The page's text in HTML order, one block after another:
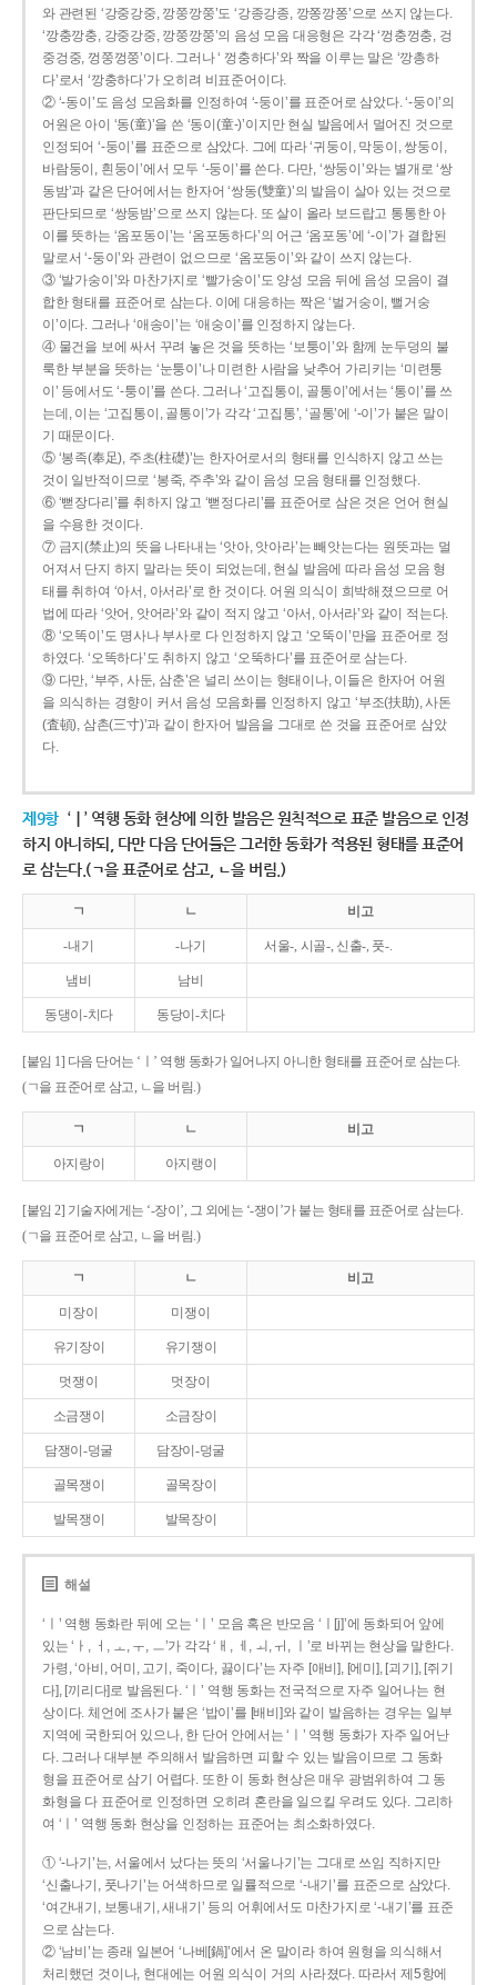
와 관련된 ‘강중강중, 깡쭝깡쭝’도 ‘강종강종, 깡쫑깡쫑’으로 쓰지 않는다.
‘깡충깡충, 강중강중, 깡쭝깡쭝’의 음성 모음 대응형은 각각 ‘껑충껑충, 겅
중겅중, 껑쭝껑쭝’이다. 그러나 ‘ 껑충하다’와 짝을 이루는 말은 ‘깡총하
다’로서 ‘깡충하다’가 오히려 비표준어이다.
② ‘-동이’도 음성 모음화를 인정하여 ‘-둥이’를 표준어로 삼았다. ‘-둥이’의
어원은 아이 ‘동(童)’을 쓴 ‘동이(童-)’이지만 현실 발음에서 멀어진 것으로
인정되어 ‘-둥이’를 표준으로 삼았다. 그에 따라 ‘귀둥이, 막둥이, 쌍둥이,
바람둥이, 흰둥이’에서 모두 ‘-둥이’를 쓴다. 다만, ‘쌍둥이’와는 별개로 ‘쌍
동밤’과 같은 단어에서는 한자어 ‘쌍동(雙童)’의 발음이 살아 있는 것으로
판단되므로 ‘쌍둥밤’으로 쓰지 않는다. 또 살이 올라 보드랍고 통통한 아
이를 뜻하는 ‘옴포동이’는 ‘옴포동하다’의 어근 ‘옴포동’에 ‘-이’가 결합된
말로서 ‘-둥이’와 관련이 없으므로 ‘옴포둥이’와 같이 쓰지 않는다.
③ ‘발가숭이’와 마찬가지로 ‘빨가숭이’도 양성 모음 뒤에 음성 모음이 결
합한 형태를 표준어로 삼는다. 이에 대응하는 짝은 ‘벌거숭이, 뻘거숭
이’이다. 그러나 ‘애송이’는 ‘애숭이’를 인정하지 않는다.
④ 물건을 보에 싸서 꾸려 놓은 것을 뜻하는 ‘보퉁이’와 함께 눈두덩의 불
룩한 부분을 뜻하는 ‘눈퉁이’나 미련한 사람을 낮추어 가리키는 ‘미련퉁
이’ 등에서도 ‘-퉁이’를 쓴다. 그러나 ‘고집통이, 골통이’에서는 ‘통이’를 쓰
는데, 이는 ‘고집통이, 골통이’가 각각 ‘고집통’, ‘골통’에 ‘-이’가 붙은 말이
기 때문이다.
⑤ ‘봉족(奉足), 주초(柱礎)’는 한자어로서의 형태를 인식하지 않고 쓰는
것이 일반적이므로 ‘봉죽, 주추’와 같이 음성 모음 형태를 인정했다.
⑥ ‘뻗장다리’를 취하지 않고 ‘뻗정다리’를 표준어로 삼은 것은 언어 현실
을 수용한 것이다.
⑦ 금지(禁止)의 뜻을 나타내는 ‘앗아, 앗아라’는 빼앗는다는 원뜻과는 멀
어져서 단지 하지 말라는 뜻이 되었는데, 현실 발음에 따라 음성 모음 형
태를 취하여 ‘아서, 아서라’로 한 것이다. 어원 의식이 희박해졌으므로 어
법에 따라 ‘앗어, 앗어라’와 같이 적지 않고 ‘아서, 아서라’와 같이 적는다.
⑧ ‘오똑이’도 명사나 부사로 다 인정하지 않고 ‘오뚝이’만을 표준어로 정
하였다. ‘오똑하다’도 취하지 않고 ‘오뚝하다’를 표준어로 삼는다.
⑨ 다만, ‘부주, 사둔, 삼춘’은 널리 쓰이는 형태이나, 이들은 한자어 어원
을 의식하는 경향이 커서 음성 모음화를 인정하지 않고 ‘부조(扶助), 사돈
(査頓), 삼촌(三寸)’과 같이 한자어 발음을 그대로 쓴 것을 표준어로 삼았
다.
제9항 ‘ㅣ’ 역행 동화 현상에 의한 발음은 원칙적으로 표준 발음으로 인정
하지 아니하되, 다만 다음 단어들은 그러한 동화가 적용된 형태를 표준어
로 삼는다.(ㄱ을 표준어로 삼고, ㄴ을 버림.)
ㄱ ㄴ 비고
-내기 -나기 서울-, 시골-, 신출-, 풋-.
냄비 남비
동댕이-치다 동당이-치다
[붙임 1] 다음 단어는 ‘ㅣ’ 역행 동화가 일어나지 아니한 형태를 표준어로 삼는다.
(ㄱ을 표준어로 삼고, ㄴ을 버림.)
ㄱ ㄴ 비고
아지랑이 아지랭이
[붙임 2] 기술자에게는 ‘-장이’, 그 외에는 ‘-쟁이’가 붙는 형태를 표준어로 삼는다.
(ㄱ을 표준어로 삼고, ㄴ을 버림.)
ㄱ ㄴ 비고
미장이 미쟁이
유기장이 유기쟁이
멋쟁이 멋장이
소금쟁이 소금장이
담쟁이-덩굴 담장이-덩굴
골목쟁이 골목장이
발목쟁이 발목장이
해설
‘ㅣ’ 역행 동화란 뒤에 오는 ‘ㅣ’ 모음 혹은 반모음 ‘ㅣ[j]’에 동화되어 앞에
있는 ‘ㅏ, ㅓ, ㅗ, ㅜ, ㅡ’가 각각 ‘ㅐ, ㅔ, ㅚ, ㅟ, ㅣ’로 바뀌는 현상을 말한다.
가령, ‘아비, 어미, 고기, 죽이다, 끓이다’는 자주 [애비], [에미], [괴기], [쥐기
다], [끼리다]로 발음된다. ‘ㅣ’ 역행 동화는 전국적으로 자주 일어나는 현
상이다. 체언에 조사가 붙은 ‘밥이’를 [배비]와 같이 발음하는 경우는 일부
지역에 국한되어 있으나, 한 단어 안에서는 ‘ㅣ’ 역행 동화가 자주 일어난
다. 그러나 대부분 주의해서 발음하면 피할 수 있는 발음이므로 그 동화
형을 표준어로 삼기 어렵다. 또한 이 동화 현상은 매우 광범위하여 그 동
화형을 다 표준어로 인정하면 오히려 혼란을 일으킬 우려도 있다. 그리하
여 ‘ㅣ’ 역행 동화 현상을 인정하는 표준어는 최소화하였다.
① ‘-나기’는, 서울에서 났다는 뜻의 ‘서울나기’는 그대로 쓰임 직하지만
‘신출나기, 풋나기’는 어색하므로 일률적으로 ‘-내기’를 표준으로 삼았다.
‘여간내기, 보통내기, 새내기’ 등의 어휘에서도 마찬가지로 ‘-내기’를 표준
으로 삼는다.
② ‘남비’는 종래 일본어 ‘나베[鍋]’에서 온 말이라 하여 원형을 의식해서
처리했던 것이나, 현대에는 어원 의식이 거의 사라졌다. 따라서 제5항에